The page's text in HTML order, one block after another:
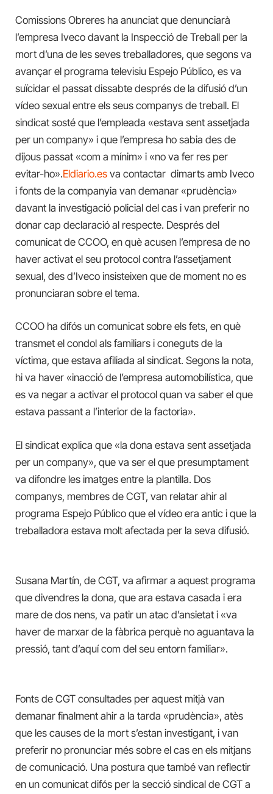
Comissions Obreres ha anunciat que denunciarà
l’empresa Iveco davant la Inspecció de Treball per la
mort d’una de les seves treballadores, que segons va
avançar el programa televisiu Espejo Público, es va
suïcidar el passat dissabte després de la difusió d’un
vídeo sexual entre els seus companys de treball. El
sindicat sosté que l’empleada «estava sent assetjada
per un company» i que l’empresa ho sabia des de
dijous passat «com a mínim» i «no va fer res per
evitar-ho».Eldiario.es va contactar dimarts amb Iveco
i fonts de la companyia van demanar «prudència»
davant la investigació policial del cas i van preferir no
donar cap declaració al respecte. Després del
comunicat de CCOO, en què acusen l’empresa de no
haver activat el seu protocol contra l’assetjament
sexual, des d’Iveco insisteixen que de moment no es
pronunciaran sobre el tema.
CCOO ha difós un comunicat sobre els fets, en què
transmet el condol als familiars i coneguts de la
víctima, que estava afiliada al sindicat. Segons la nota,
hi va haver «inacció de l’empresa automobilística, que
es va negar a activar el protocol quan va saber el que
estava passant a l’interior de la factoria».
El sindicat explica que «la dona estava sent assetjada
per un company», que va ser el que presumptament
va difondre les imatges entre la plantilla. Dos
companys, membres de CGT, van relatar ahir al
programa Espejo Público que el vídeo era antic i que la
treballadora estava molt afectada per la seva difusió.
Susana Martín, de CGT, va afirmar a aquest programa
que divendres la dona, que ara estava casada i era
mare de dos nens, va patir un atac d’ansietat i «va
haver de marxar de la fàbrica perquè no aguantava la
pressió, tant d’aquí com del seu entorn familiar».
Fonts de CGT consultades per aquest mitjà van
demanar finalment ahir a la tarda «prudència», atès
que les causes de la mort s’estan investigant, i van
preferir no pronunciar més sobre el cas en els mitjans
de comunicació. Una postura que també van reflectir
en un comunicat difós per la secció sindical de CGT a